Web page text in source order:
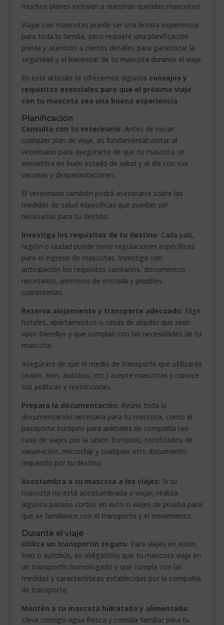
muchos planes incluyen a nuestras queridas mascotas!
Viajar con mascotas puede ser una bonita experiencia
para toda la familia, pero requiere una planificación
previa y atención a ciertos detalles para garantizar la
seguridad y el bienestar de tu mascota durante el viaje.
En este artículo te ofrecemos algunos consejos y
requisitos esenciales para que el próximo viaje
con tu mascota sea una buena experiencia.
Planificación
Consulta con tu veterinario: Antes de iniciar
cualquier plan de viaje, es fundamental visitar al
veterinario para asegurarte de que tu mascota se
encuentra en buen estado de salud y al día con sus
vacunas y desparasitaciones.
El veterinario también podrá asesorarte sobre las
medidas de salud específicas que puedan ser
necesarias para tu destino.
Investiga los requisitos de tu destino: Cada país,
región o ciudad puede tener regulaciones específicas
para el ingreso de mascotas. Investiga con
anticipación los requisitos sanitarios, documentos
necesarios, permisos de entrada y posibles
cuarentenas.
Reserva alojamiento y transporte adecuado: Elige
hoteles, apartamentos o casas de alquiler que sean
«pet-friendly» y que cumplan con las necesidades de tu
mascota.
Asegúrate de que el medio de transporte que utilizarás
(avión, tren, autobús, etc.) acepte mascotas y conoce
sus políticas y restricciones.
Prepara la documentación: Reúne toda la
documentación necesaria para tu mascota, como el
pasaporte europeo para animales de compañía (en
caso de viajes por la Unión Europea), certificados de
vacunación, microchip y cualquier otro documento
requerido por tu destino.
Acostumbra a tu mascota a los viajes: Si tu
mascota no está acostumbrada a viajar, realiza
algunos paseos cortos en auto o viajes de prueba para
que se familiarice con el transporte y el movimiento.
Durante el viaje
Utiliza un transportín seguro: Para viajes en avión,
tren o autobús, es obligatorio que tu mascota viaje en
un transportín homologado y que cumpla con las
medidas y características establecidas por la compañía
de transporte.
Mantén a tu mascota hidratada y alimentada:
Lleva contigo agua fresca y comida familiar para tu